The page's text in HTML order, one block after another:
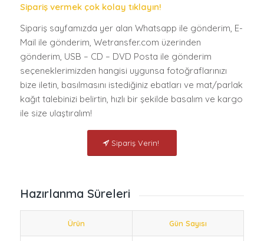
Sipariş vermek çok kolay tıklayın!
Sipariş sayfamızda yer alan Whatsapp ile gönderim, E-
Mail ile gönderim, Wetransfer.com üzerinden
gönderim, USB – CD – DVD Posta ile gönderim
seçeneklerimizden hangisi uygunsa fotoğraflarınızı
bize iletin, basılmasını istediğiniz ebatları ve mat/parlak
kağıt talebinizi belirtin, hızlı bir şekilde basalım ve kargo
ile size ulaştıralım!
Sipariş Verin!
Hazırlanma Süreleri
Ürün Gün Sayısı